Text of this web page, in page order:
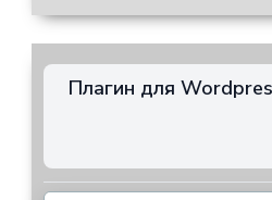
Плагин для